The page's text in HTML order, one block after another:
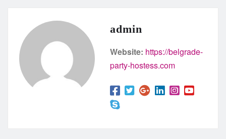
admin
Website: https://belgrade-
party-hostess.com